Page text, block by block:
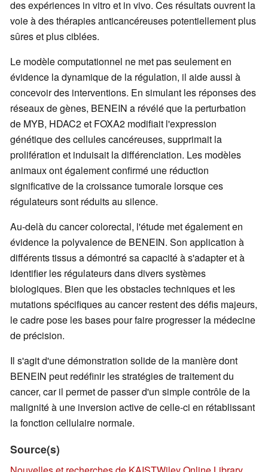
des expériences in vitro et in vivo. Ces résultats ouvrent la
voie à des thérapies anticancéreuses potentiellement plus
sûres et plus ciblées.
Le modèle computationnel ne met pas seulement en
évidence la dynamique de la régulation, il aide aussi à
concevoir des interventions. En simulant les réponses des
réseaux de gènes, BENEIN a révélé que la perturbation
de MYB, HDAC2 et FOXA2 modifiait l'expression
génétique des cellules cancéreuses, supprimait la
prolifération et induisait la différenciation. Les modèles
animaux ont également confirmé une réduction
significative de la croissance tumorale lorsque ces
régulateurs sont réduits au silence.
Au-delà du cancer colorectal, l'étude met également en
évidence la polyvalence de BENEIN. Son application à
différents tissus a démontré sa capacité à s'adapter et à
identifier les régulateurs dans divers systèmes
biologiques. Bien que les obstacles techniques et les
mutations spécifiques au cancer restent des défis majeurs,
le cadre pose les bases pour faire progresser la médecine
de précision.
Il s'agit d'une démonstration solide de la manière dont
BENEIN peut redéfinir les stratégies de traitement du
cancer, car il permet de passer d'un simple contrôle de la
malignité à une inversion active de celle-ci en rétablissant
la fonction cellulaire normale.
Source(s)